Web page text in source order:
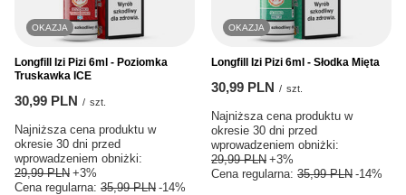
OKAZJA
Longfill Izi Pizi 6ml - Poziomka
Truskawka ICE
30,99 PLN / szt.
Najniższa cena produktu w
okresie 30 dni przed
wprowadzeniem obniżki:
29,99 PLN +3%
Cena regularna: 35,99 PLN -14%
OKAZJA
Longfill Izi Pizi 6ml - Słodka Mięta
30,99 PLN / szt.
Najniższa cena produktu w
okresie 30 dni przed
wprowadzeniem obniżki:
29,99 PLN +3%
Cena regularna: 35,99 PLN -14%